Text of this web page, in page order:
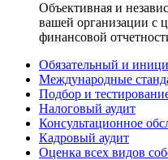
Объективная и
вашей организации с
финансовой
Обязательный и
Международные
Подбор и
Налоговый аудит
Консультационное
Кадровый аудит
Оценка всех видов